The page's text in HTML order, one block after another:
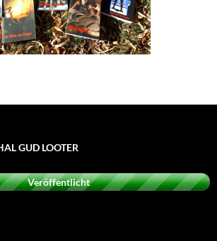
GUD LOOTER
Veröffentlicht